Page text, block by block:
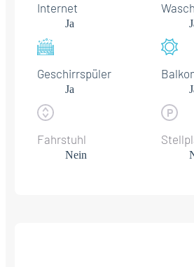
Internet
Ja
Geschirrspüler
Ja
Fahrstuhl
Nein